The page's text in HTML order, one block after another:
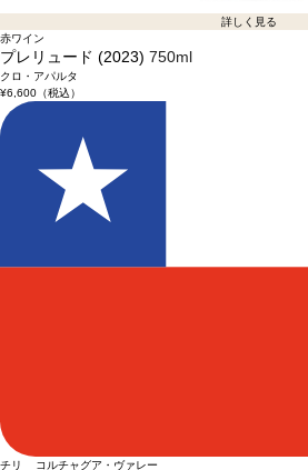
詳しく見る
赤ワイン
プレリュード (2023) 750ml
クロ・アパルタ
¥6,600（税込）
チリ コルチャグア・ヴァレー